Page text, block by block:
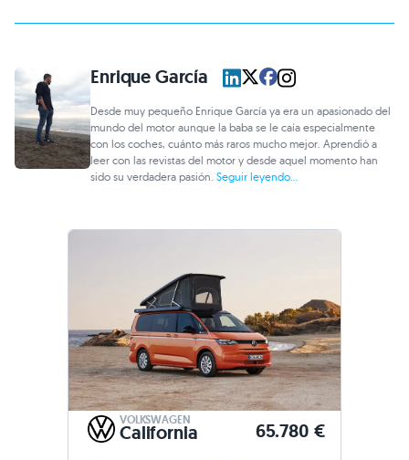
Enrique García
Desde muy pequeño Enrique García ya era un apasionado del
mundo del motor aunque la baba se le caía especialmente
con los coches, cuánto más raros mucho mejor. Aprendió a
leer con las revistas del motor y desde aquel momento han
sido su verdadera pasión.Seguir leyendo...
VOLKSWAGEN
California 65.780 €